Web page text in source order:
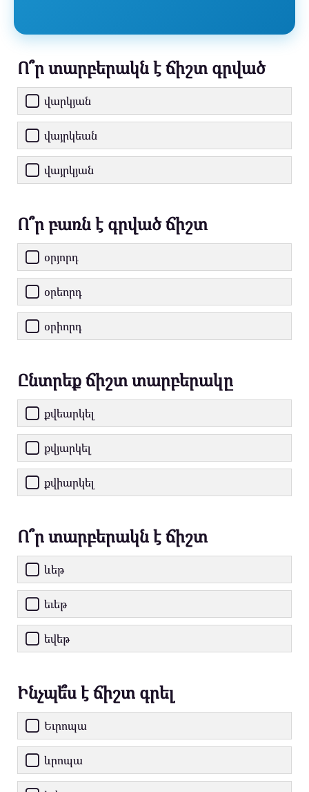
Ո՞ր տարբերակն է ճիշտ գրված
վարկյան
վայրկեան
վայրկյան
Ո՞ր բառն է գրված ճիշտ
օրյորդ
օրեորդ
օրիորդ
Ընտրեք ճիշտ տարբերակը
քվեարկել
քվյարկել
քվիարկել
Ո՞ր տարբերակն է ճիշտ
ևեթ
եւեթ
եվեթ
Ինչպե՞ս է ճիշտ գրել
Եւրոպա
ևրոպա